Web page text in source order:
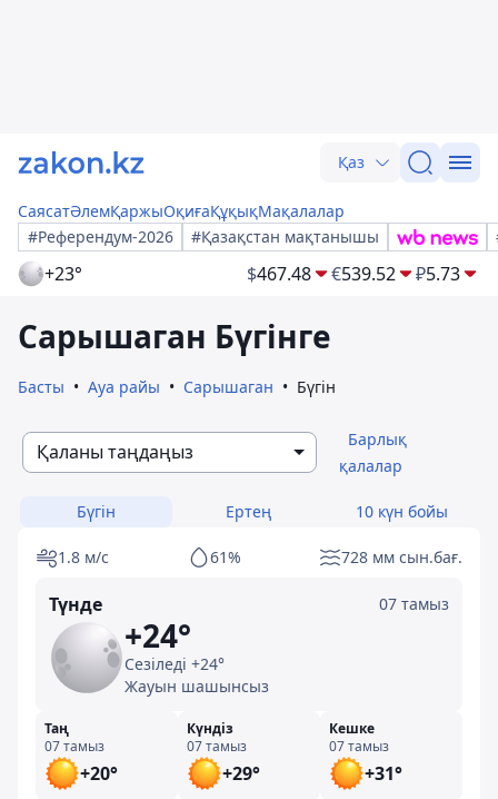
Қаз
СаясатӘлемҚаржыОқиғаҚұқықМақалалар
#Референдум-2026
#Қазақстан мақтанышы
+23° $467.48 €539.52 ₽5.73
Сарышаган Бүгінге
Басты Ауа райы Сарышаган Бүгін
Қаланы таңдаңыз
Барлық
қалалар
Бүгін Ертең 10 күн бойы
1.8 м/с 61% 728 мм сын.бағ.
Түнде 07 тамыз
+24°
Сезіледі +24°
Жауын шашынсыз
Таң
07 тамыз
+20°
Күндіз
07 тамыз
+29°
Кешке
07 тамыз
+31°